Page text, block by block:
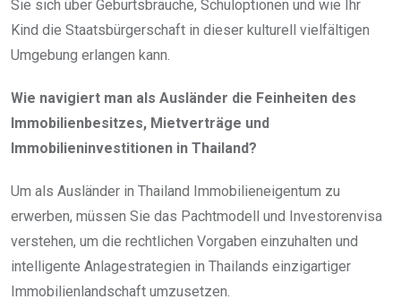
Sie sich über Geburtsbräuche, Schuloptionen und wie Ihr
Kind die Staatsbürgerschaft in dieser kulturell vielfältigen
Umgebung erlangen kann.
Wie navigiert man als Ausländer die Feinheiten des
Immobilienbesitzes, Mietverträge und
Immobilieninvestitionen in Thailand?
Um als Ausländer in Thailand Immobilieneigentum zu
erwerben, müssen Sie das Pachtmodell und Investorenvisa
verstehen, um die rechtlichen Vorgaben einzuhalten und
intelligente Anlagestrategien in Thailands einzigartiger
Immobilienlandschaft umzusetzen.